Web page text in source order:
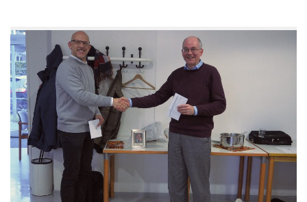
Datenschutzordnung
En passant
BKV
Ausschreibungen
Links